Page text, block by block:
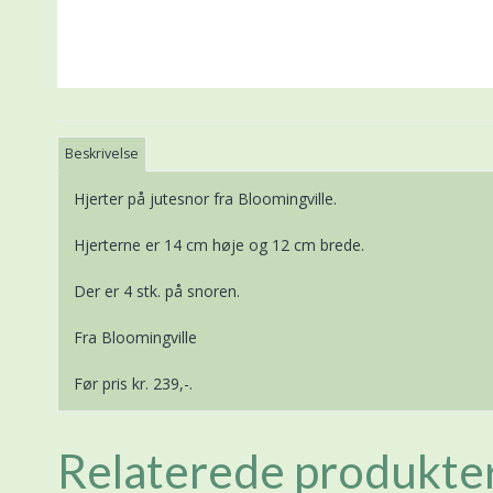
Beskrivelse
Hjerter på jutesnor fra Bloomingville.
Hjerterne er 14 cm høje og 12 cm brede.
Der er 4 stk. på snoren.
Fra Bloomingville
Før pris kr. 239,-.
Relaterede